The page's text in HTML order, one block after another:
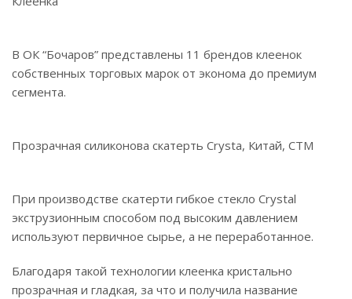
В ОК “Бочаров” представлены 11 брендов клеенок
собственных торговых марок от эконома до премиум
сегмента.
Прозрачная силиконова скатерть Crysta, Китай, СТМ
При производстве скатерти гибкое стекло Crystal
экструзионным способом под высоким давлением
используют первичное сырье, а не переработанное.
Благодаря такой технологии клеенка кристально
прозрачная и гладкая, за что и получила название